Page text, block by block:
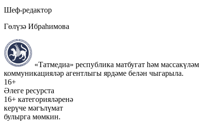
Шеф-редактор
Гөлүзә Ибраһимова
«Татмедиа» республика матбугат һәм массакүләм
коммуникацияләр агентлыгы ярдәме белән чыгарыла.
16+
Әлеге ресурста
16+ категорияләренә
керүче мәгълүмат
булырга мөмкин.